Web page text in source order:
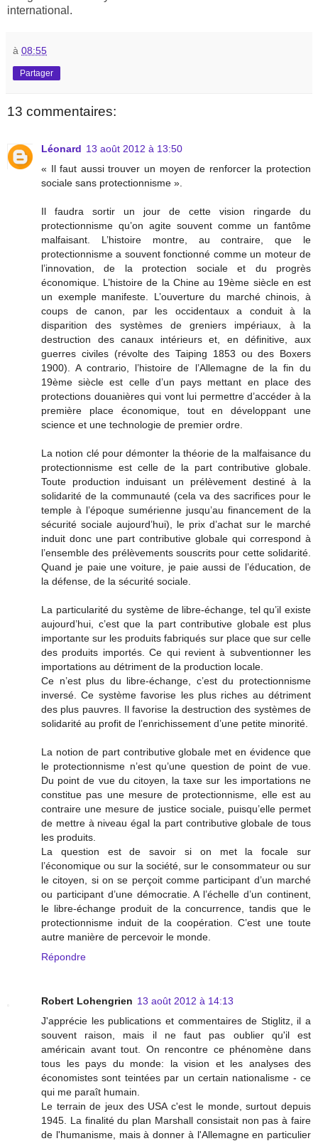
international.
à 08:55
Partager
13 commentaires:
Léonard 13 août 2012 à 13:50
« Il faut aussi trouver un moyen de renforcer la protection
sociale sans protectionnisme ».
Il faudra sortir un jour de cette vision ringarde du
protectionnisme qu’on agite souvent comme un fantôme
malfaisant. L’histoire montre, au contraire, que le
protectionnisme a souvent fonctionné comme un moteur de
l’innovation, de la protection sociale et du progrès
économique. L’histoire de la Chine au 19ème siècle en est
un exemple manifeste. L’ouverture du marché chinois, à
coups de canon, par les occidentaux a conduit à la
disparition des systèmes de greniers impériaux, à la
destruction des canaux intérieurs et, en définitive, aux
guerres civiles (révolte des Taiping 1853 ou des Boxers
1900). A contrario, l’histoire de l’Allemagne de la fin du
19ème siècle est celle d’un pays mettant en place des
protections douanières qui vont lui permettre d’accéder à la
première place économique, tout en développant une
science et une technologie de premier ordre.
La notion clé pour démonter la théorie de la malfaisance du
protectionnisme est celle de la part contributive globale.
Toute production induisant un prélèvement destiné à la
solidarité de la communauté (cela va des sacrifices pour le
temple à l’époque sumérienne jusqu’au financement de la
sécurité sociale aujourd’hui), le prix d’achat sur le marché
induit donc une part contributive globale qui correspond à
l’ensemble des prélèvements souscrits pour cette solidarité.
Quand je paie une voiture, je paie aussi de l’éducation, de
la défense, de la sécurité sociale.
La particularité du système de libre-échange, tel qu’il existe
aujourd’hui, c’est que la part contributive globale est plus
importante sur les produits fabriqués sur place que sur celle
des produits importés. Ce qui revient à subventionner les
importations au détriment de la production locale.
Ce n’est plus du libre-échange, c’est du protectionnisme
inversé. Ce système favorise les plus riches au détriment
des plus pauvres. Il favorise la destruction des systèmes de
solidarité au profit de l’enrichissement d’une petite minorité.
La notion de part contributive globale met en évidence que
le protectionnisme n’est qu’une question de point de vue.
Du point de vue du citoyen, la taxe sur les importations ne
constitue pas une mesure de protectionnisme, elle est au
contraire une mesure de justice sociale, puisqu’elle permet
de mettre à niveau égal la part contributive globale de tous
les produits.
La question est de savoir si on met la focale sur
l’économique ou sur la société, sur le consommateur ou sur
le citoyen, si on se perçoit comme participant d’un marché
ou participant d’une démocratie. A l’échelle d’un continent,
le libre-échange produit de la concurrence, tandis que le
protectionnisme induit de la coopération. C’est une toute
autre manière de percevoir le monde.
Répondre
Robert Lohengrien 13 août 2012 à 14:13
J'apprécie les publications et commentaires de Stiglitz, il a
souvent raison, mais il ne faut pas oublier qu'il est
américain avant tout. On rencontre ce phénomène dans
tous les pays du monde: la vision et les analyses des
économistes sont teintées par un certain nationalisme - ce
qui me paraît humain.
Le terrain de jeux des USA c'est le monde, surtout depuis
1945. La finalité du plan Marshall consistait non pas à faire
de l'humanisme, mais à donner à l'Allemagne en particulier